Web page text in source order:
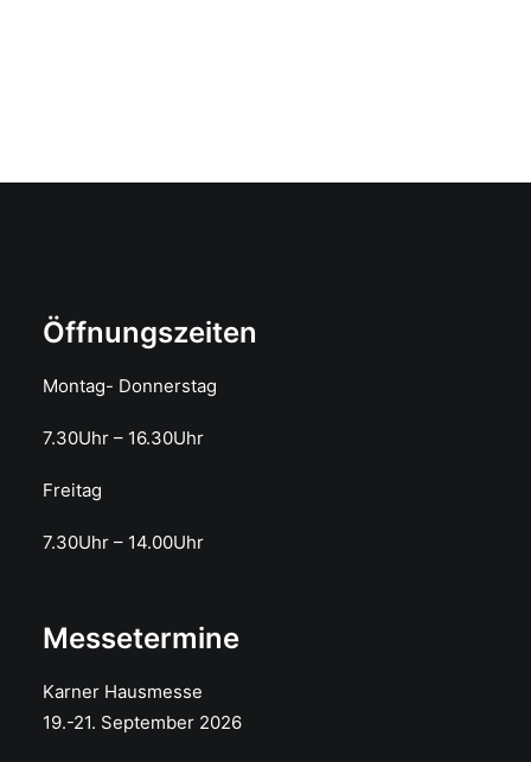
Öffnungszeiten
Montag- Donnerstag
7.30Uhr – 16.30Uhr
Freitag
7.30Uhr – 14.00Uhr
Messetermine
Karner Hausmesse
19.-21. September 2026